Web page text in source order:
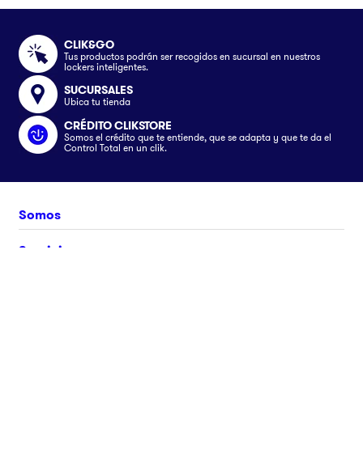
CLIK&GO
Tus productos podrán ser recogidos en sucursal en nuestros
lockers inteligentes.
SUCURSALES
Ubica tu tienda
CRÉDITO CLIKSTORE
Somos el crédito que te entiende, que se adapta y que te da el
Control Total en un clik.
Somos
Nosotros
Servicios